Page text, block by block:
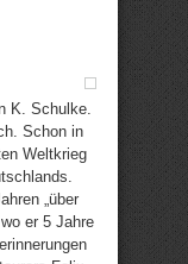
K. Schulke.
Schon in
Weltkrieg
„über
er 5 Jahre